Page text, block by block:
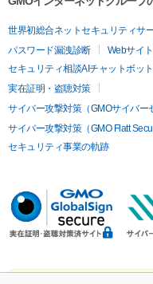
世界初総合ネットセキュリティサ
パスワード漏洩診断
Webサイ
セキュリティ相談AIチャットボット
実在証明・盗聴対策
サイバー攻撃対策（GMOサイバー
サイバー攻撃対策（GMO Flatt
セキュリティ事業の軌跡